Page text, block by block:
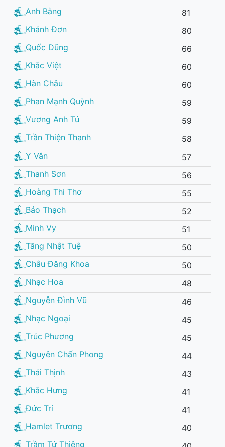
Anh Bằng
81
Khánh Đơn
80
Quốc Dũng
66
Khắc Việt
60
Hàn Châu
60
Phan Mạnh Quỳnh
59
Vương Anh Tú
59
Trần Thiện Thanh
58
Y Vân
57
Thanh Sơn
56
Hoàng Thi Thơ
55
Bảo Thạch
52
Minh Vy
51
Tăng Nhật Tuệ
50
Châu Đăng Khoa
50
Nhạc Hoa
48
Nguyễn Đình Vũ
46
Nhạc Ngoại
45
Trúc Phương
45
Nguyên Chấn Phong
44
Thái Thịnh
43
Khắc Hưng
41
Đức Trí
41
Hamlet Trương
40
Trầm Tử Thiêng